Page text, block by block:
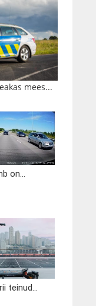
mees...
on...
teinud...